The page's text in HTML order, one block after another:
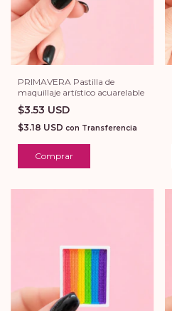
PRIMAVERA Pastilla de
maquillaje artístico acuarelable
$3.53 USD
$3.18 USD con Transferencia